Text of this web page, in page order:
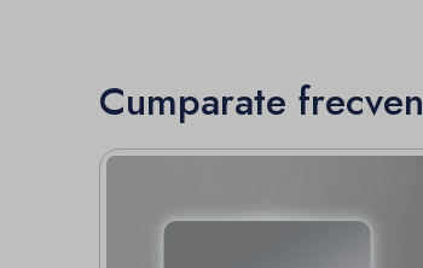
Cumparate